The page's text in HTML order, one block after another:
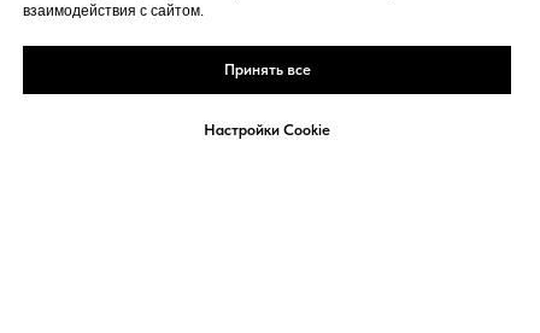
взаимодействия с сайтом.
Принять все
Настройки Cookie